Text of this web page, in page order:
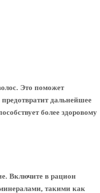
Это поможет
дальнейшее
более здоровому
Включите в рацион
такими как